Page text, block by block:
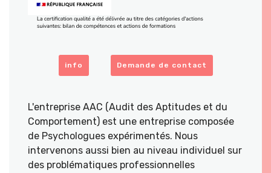
info Demande de contact
L'entreprise AAC (Audit des Aptitudes et du
Comportement) est une entreprise composée
de Psychologues expérimentés. Nous
intervenons aussi bien au niveau individuel sur
des problématiques professionnelles